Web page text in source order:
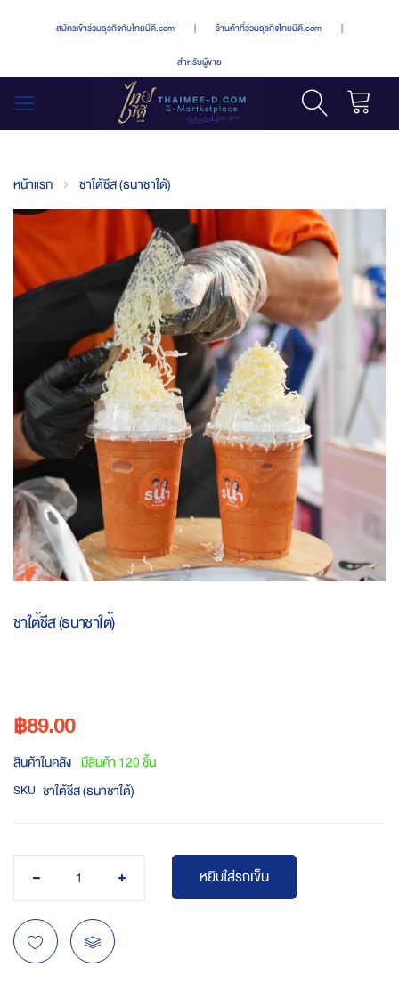
สมัครเข้าร่วมธุรกิจกับไทยมีดี.com | ร้านค้าที่ร่วมธุรกิจไทยมีดี.com |
สำหรับผู้ขาย
หน้าแรก ชาใต้ชีส (ธนาชาใต้)
Skip
the
end
of
the
gallery
ชาใต้ชีส (ธนาชาใต้)
฿89.00
สินค้าในคลัง มีสินค้า 120 ชิ้น
SKU ชาใต้ชีส (ธนาชาใต้)
หยิบใส่รถเข็น